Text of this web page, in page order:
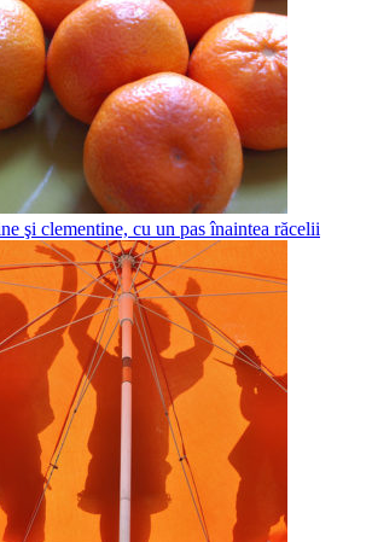
şi clementine, cu un pas înaintea răcelii